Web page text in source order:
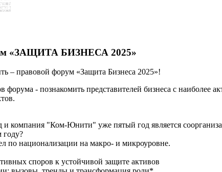
«ЗАЩИТА БИЗНЕСА 2025»
– правовой форум «Защита Бизнеса 2025»!
форума - познакомить представителей бизнеса с
компания "Ком-Юнити" уже пятый год является
году?
по национализации на макро- и микроуровне.
споров к устойчивой защите активов